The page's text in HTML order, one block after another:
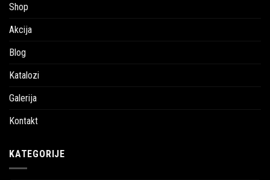
Shop
Akcija
Blog
Katalozi
Galerija
Kontakt
KATEGORIJE